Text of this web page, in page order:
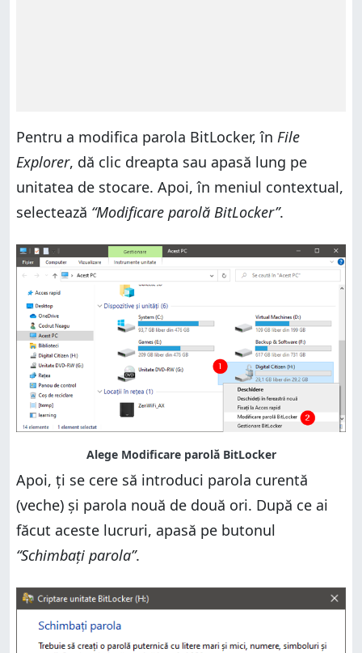
Pentru a modifica parola BitLocker, în File
Explorer, dă clic dreapta sau apasă lung pe
unitatea de stocare. Apoi, în meniul contextual,
selectează “Modificare parolă BitLocker”.
Apoi, ți se cere să introduci parola curentă
(veche) și parola nouă de două ori. După ce ai
făcut aceste lucruri, apasă pe butonul
“Schimbați parola”.